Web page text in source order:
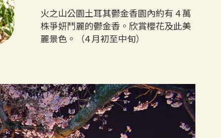
火之山公園土耳其鬱金香園內約有 4 萬
株爭妍鬥麗的鬱金香。欣賞櫻花及此美
麗景色。（4 月初至中旬）